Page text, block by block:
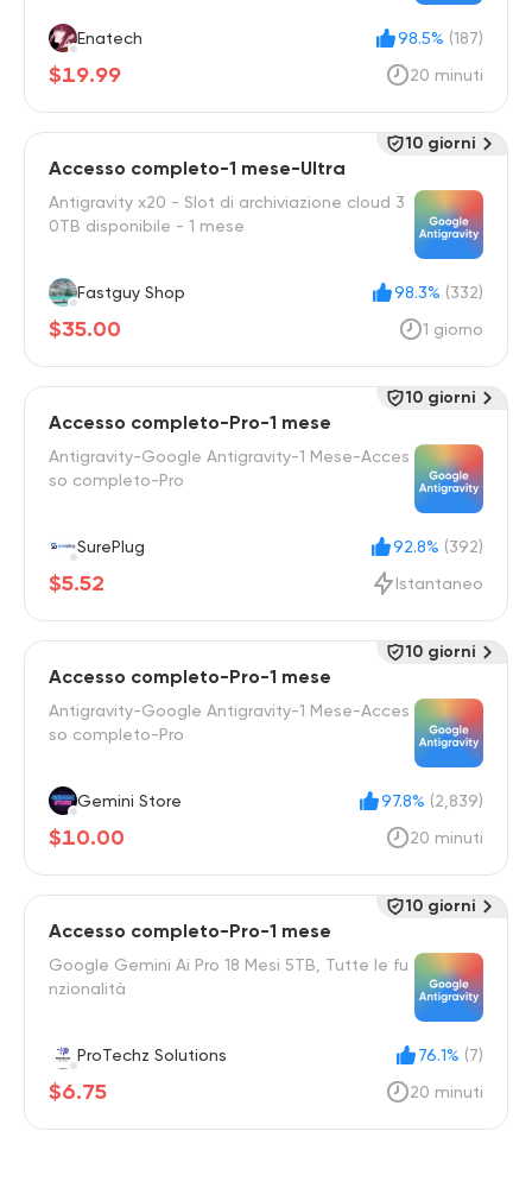
Enatech 98.5% (187)
$19.99 20 minuti
Accesso completo-1 mese-Ultra
Antigravity x20 - Slot di archiviazione cloud 3
0TB disponibile - 1 mese
Fastguy Shop 98.3% (332)
$35.00 1 giorno
10 giorni
Accesso completo-Pro-1 mese
Antigravity-Google Antigravity-1 Mese-Acces
so completo-Pro
SurePlug 92.8% (392)
$5.52 Istantaneo
10 giorni
Accesso completo-Pro-1 mese
Antigravity-Google Antigravity-1 Mese-Acces
so completo-Pro
Gemini Store 97.8% (2,839)
$10.00 20 minuti
10 giorni
Accesso completo-Pro-1 mese
Google Gemini Ai Pro 18 Mesi 5TB, Tutte le fu
nzionalità
ProTechz Solutions 76.1% (7)
$6.75 20 minuti
10 giorni